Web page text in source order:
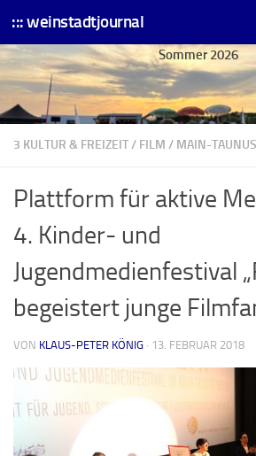
Skip to content
::: weinstadtjournal
Sommer 2026
3 KULTUR & FREIZEIT/ FILM / MAIN-
Plattform für aktive
4. Kinder- und
Jugendmedienfestival
begeistert junge
VON KLAUS-PETER KÖNIG · 13. FEBRUAR 2018